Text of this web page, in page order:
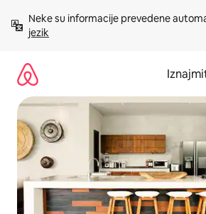
sadržaj
Neke su informacije prevedene
jezik